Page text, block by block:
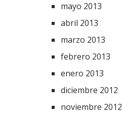
mayo 2013
abril 2013
marzo 2013
febrero 2013
enero 2013
diciembre 2012
noviembre 2012